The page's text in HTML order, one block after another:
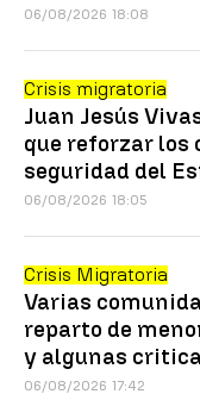
06/08/2026 18:08
Crisis migratoria
Juan Jesús
que reforzar los
seguridad del
06/08/2026 18:05
Crisis Migratoria
Varias
reparto de
y algunas
06/08/2026 17:42